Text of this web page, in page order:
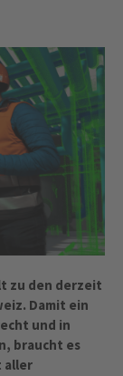
zu den derzeit
Damit ein
und in
braucht es
aller